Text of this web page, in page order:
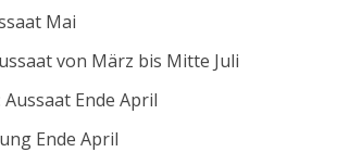
Mai
von März bis Mitte Juli
Ende April
Ende April